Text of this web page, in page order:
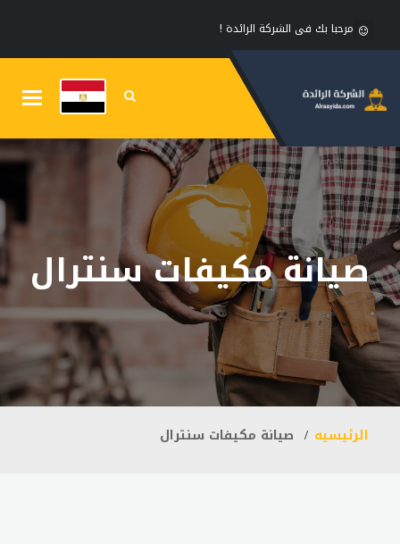
مرحبا بك فى الشركة الرائدة !
صيانة مكيفات سنترال
الرئيسيه صيانة مكيفات سنترال